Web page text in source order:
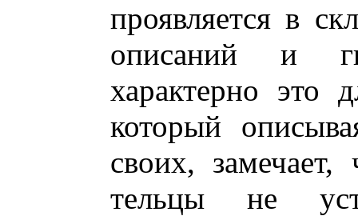
проявляется в
описаний и
характерно это
который
своих, замечает,
тельцы не